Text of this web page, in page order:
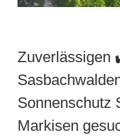
Zuverlässigen
Sonnenschutz
Markisen